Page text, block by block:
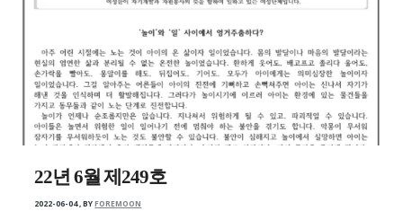
22년 6월 제249호
2022-06-04,BYFOREMOON